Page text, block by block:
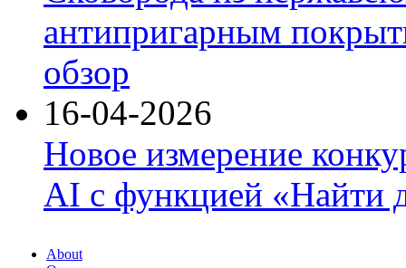
антипригарным
обзор
16-04-2026
Новое измерение
AI с функцией «Найти
About